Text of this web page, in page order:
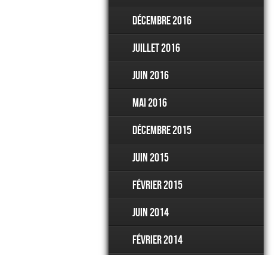
décembre 2016
juillet 2016
juin 2016
mai 2016
décembre 2015
juin 2015
février 2015
juin 2014
février 2014